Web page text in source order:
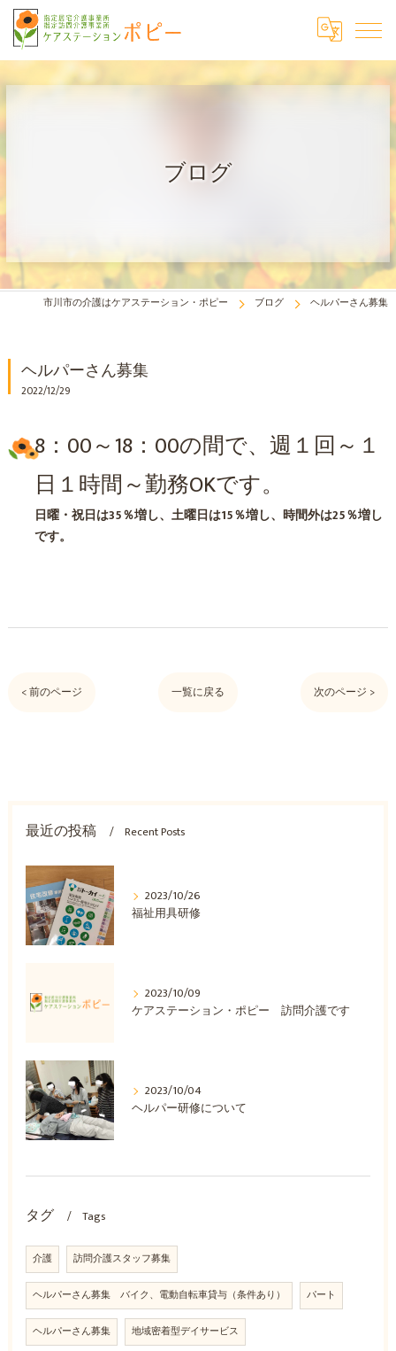
ブログ
市川市の介護はケアステーション・ポピー ブログ ヘルパーさん募集
ヘルパーさん募集
2022/12/29
日曜・祝日は35％増し、土曜日は15％増し、時間外は25％増し
です。
8：00～18：00の間で、週１回～１
日１時間～勤務OKです。
< 前のページ 一覧に戻る 次のページ >
最近の投稿 Recent Posts
2023/10/26
福祉用具研修
2023/10/09
ケアステーション・ポピー 訪問介護です
2023/10/04
ヘルパー研修について
タグ Tags
介護 訪問介護スタッフ募集
ヘルパーさん募集 バイク、電動自転車貸与（条件あり） パート
ヘルパーさん募集 地域密着型デイサービス